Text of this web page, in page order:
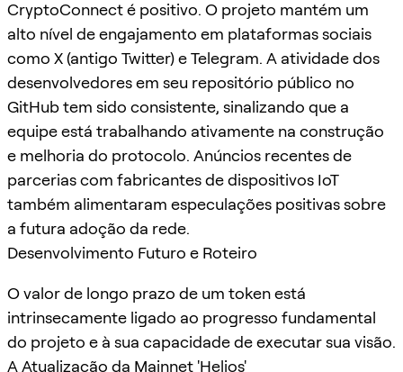
CryptoConnect é positivo. O projeto mantém um
alto nível de engajamento em plataformas sociais
como X (antigo Twitter) e Telegram. A atividade dos
desenvolvedores em seu repositório público no
GitHub tem sido consistente, sinalizando que a
equipe está trabalhando ativamente na construção
e melhoria do protocolo. Anúncios recentes de
parcerias com fabricantes de dispositivos IoT
também alimentaram especulações positivas sobre
a futura adoção da rede.
Desenvolvimento Futuro e Roteiro
O valor de longo prazo de um token está
intrinsecamente ligado ao progresso fundamental
do projeto e à sua capacidade de executar sua visão.
A Atualização da Mainnet 'Helios'